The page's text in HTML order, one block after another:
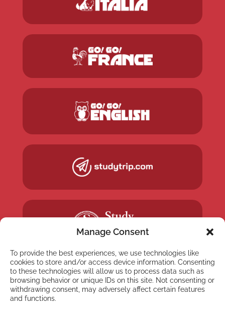
Manage Consent
To provide the best experiences, we use technologies like
cookies to store and/or access device information. Consenting
to these technologies will allow us to process data such as
browsing behavior or unique IDs on this site. Not consenting or
withdrawing consent, may adversely affect certain features
and functions.